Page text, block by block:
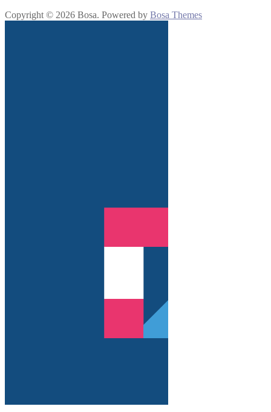
Copyright © 2026 Bosa. Powered by Bosa Themes